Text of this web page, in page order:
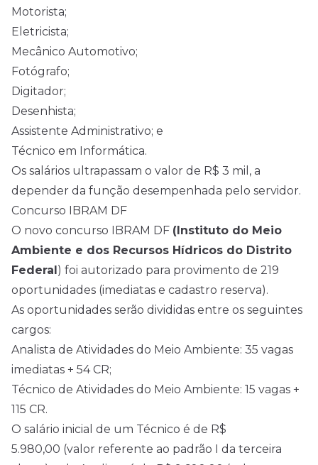
Motorista;
Eletricista;
Mecânico Automotivo;
Fotógrafo;
Digitador;
Desenhista;
Assistente Administrativo; e
Técnico em Informática.
Os salários ultrapassam o valor de R$ 3 mil, a
depender da função desempenhada pelo servidor.
Concurso IBRAM DF
O novo concurso IBRAM DF ( Instituto do Meio
Ambiente e dos Recursos Hídricos do Distrito
Federal ) foi autorizado para provimento de 219
oportunidades (imediatas e cadastro reserva).
As oportunidades serão divididas entre os seguintes
cargos:
Analista de Atividades do Meio Ambiente: 35 vagas
imediatas + 54 CR;
Técnico de Atividades do Meio Ambiente: 15 vagas +
115 CR.
O salário inicial de um Técnico é de R$
5.980,00 (valor referente ao padrão I da terceira